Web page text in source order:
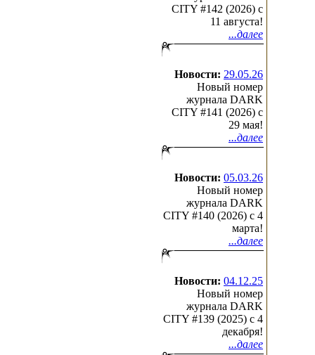
CITY #142 (2026) c
11 августа!
...далее
Новости: 29.05.26
Новый номер
журнала DARK
CITY #141 (2026) c
29 мая!
...далее
Новости: 05.03.26
Новый номер
журнала DARK
CITY #140 (2026) c 4
марта!
...далее
Новости: 04.12.25
Новый номер
журнала DARK
CITY #139 (2025) c 4
декабря!
...далее